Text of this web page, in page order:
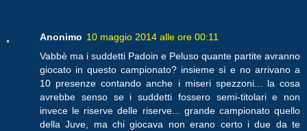
Anonimo 10 maggio 2014 alle ore 00:11
Vabbè ma i suddetti Padoin e Peluso quante partite avranno
giocato in questo campionato? insieme sì e no arrivano a
10 presenze contando anche i miseri spezzoni... la cosa
avrebbe senso se i suddetti fossero semi-titolari e non
invece le riserve delle riserve... grande campionato quello
della Juve, ma chi giocava non erano certo i due da te